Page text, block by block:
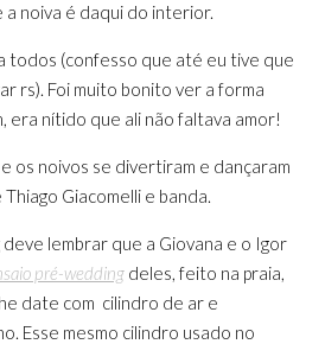
a noiva é daqui do interior.
todos (confesso que até eu tive que
rs). Foi muito bonito ver a forma
era nítido que ali não faltava amor!
os noivos se divertiram e dançaram
Giacomelli e banda.
deve lembrar que a Giovana e o Igor
pré-wedding deles, feito na praia,
date com cilindro de ar e
Esse mesmo cilindro usado no